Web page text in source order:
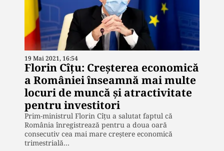
19 Mai 2021, 16:54
Florin Cîțu: Creșterea economică
a României înseamnă mai multe
locuri de muncă și atractivitate
pentru investitori
Prim-ministrul Florin Cîţu a salutat faptul că
România înregistrează pentru a doua oară
consecutiv cea mai mare creştere economică
trimestrială…